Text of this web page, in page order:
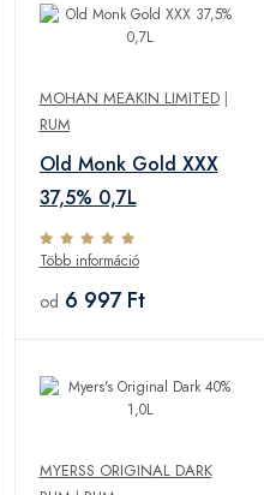
MOHAN MEAKIN LIMITED|
RUM
Old Monk Gold XXX
37,5% 0,7L
Több információ
od 6 997 Ft
MYERSS ORIGINAL DARK